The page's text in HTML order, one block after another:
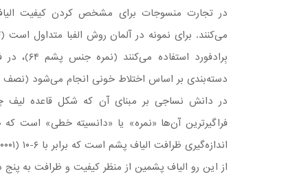
در تجارت منسوجات برای مشخص کردن کیفیت
دسته‌بندی بر اساس اختلاط خونی انجام می‌شود
در دانش نساجی بر مبنای آن که شکل قاعده
فراگیر‌ترین آن‌ها «نمره» یا «دانسیته خطی» است
اندازه‌گیری ظرافت الیاف پشم است که برابر با ۶-۱۰ (۰/۰۰۰۰۰۱) یک متر بیان می‌شود.
از این رو الیاف پشمین از منظر کیفیت و ظرافت به